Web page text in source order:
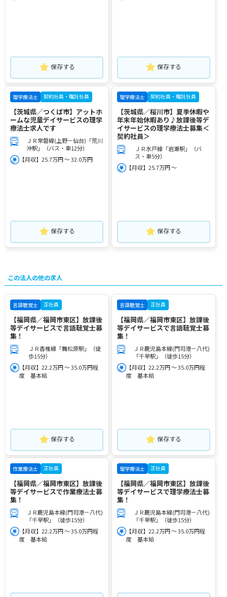
保存する 保存する
理学療法士 契約社員・嘱託社員
【茨城県／つくば市】アットホ
ームな児童デイサービスの理学
療法士求人です
ＪＲ常磐線(上野－仙台)「荒川
沖駅」（バス・車12分）
【月収】25.7万円 ～ 32.0万円
保存する
理学療法士 契約社員・嘱託社員
【茨城県／桜川市】夏季休暇や
年末年始休暇あり♪放課後等デ
イサービスの理学療法士募集＜
契約社員＞
ＪＲ水戸線「岩瀬駅」（バ
ス・車5分）
【月収】25.7万円 ～
保存する
この法人の他の求人
言語聴覚士 正社員
【福岡県／福岡市東区】放課後
等デイサービスで言語聴覚士募
集！
ＪＲ香椎線「舞松原駅」（徒
歩15分）
【月収】22.2万円 ～ 35.0万円程
度 基本給
保存する
言語聴覚士 正社員
【福岡県／福岡市東区】放課後
等デイサービスで言語聴覚士募
集！
ＪＲ鹿児島本線(門司港－八代)
「千早駅」（徒歩15分）
【月収】22.2万円 ～ 35.0万円程
度 基本給
保存する
作業療法士 正社員
【福岡県／福岡市東区】放課後
等デイサービスで作業療法士募
集！
ＪＲ鹿児島本線(門司港－八代)
「千早駅」（徒歩15分）
【月収】22.2万円 ～ 35.0万円程
度 基本給
理学療法士 正社員
【福岡県／福岡市東区】放課後
等デイサービスで理学療法士募
集！
ＪＲ鹿児島本線(門司港－八代)
「千早駅」（徒歩15分）
【月収】22.2万円 ～ 35.0万円程
度 基本給